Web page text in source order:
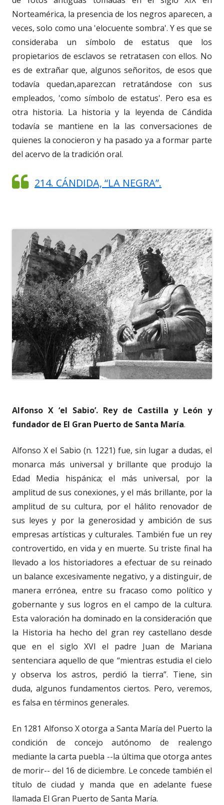
Norteamérica, la presencia de los negros aparecen, a
veces, solo como una 'elocuente sombra'. Y es que se
consideraba un símbolo de estatus que los
propietarios de esclavos se retratasen con ellos. No
es de extrañar que, algunos señoritos, de esos que
todavía quedan,aparezcan retratándose con sus
empleados, 'como símbolo de estatus'. Pero esa es
otra historia. La historia y la leyenda de Cándida
todavía se mantiene en la las conversaciones de
quienes la conocieron y ha pasado ya a formar parte
del acervo de la tradición oral.
214. CÁNDIDA, “LA NEGRA”.
Alfonso X ‘el Sabio’. Rey de Castilla y León y
fundador de El Gran Puerto de Santa María.
Alfonso X el Sabio (n. 1221) fue, sin lugar a dudas, el
monarca más universal y brillante que produjo la
Edad Media hispánica; el más universal, por la
amplitud de sus conexiones, y el más brillante, por la
amplitud de su cultura, por el hálito renovador de
sus leyes y por la generosidad y ambición de sus
empresas artísticas y culturales. También fue un rey
controvertido, en vida y en muerte. Su triste final ha
llevado a los historiadores a efectuar de su reinado
un balance excesivamente negativo, y a distinguir, de
manera errónea, entre su fracaso como político y
gobernante y sus logros en el campo de la cultura.
Esta valoración ha dominado en la consideración que
la Historia ha hecho del gran rey castellano desde
que en el siglo XVI el padre Juan de Mariana
sentenciara aquello de que “mientras estudia el cielo
y observa los astros, perdió la tierra”. Tiene, sin
duda, algunos fundamentos ciertos. Pero, veremos,
es falsa en términos generales.
En 1281 Alfonso X otorga a Santa María del Puerto la
condición de concejo autónomo de realengo
mediante la carta puebla --la última que otorga antes
de morir-- del 16 de diciembre. Le concede también el
título de ciudad y manda que en adelante fuese
llamada El Gran Puerto de Santa María.